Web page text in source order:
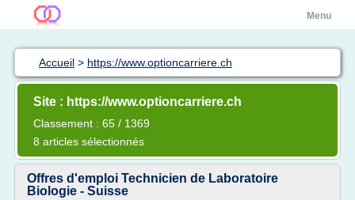
Menu
Accueil > https://www.optioncarriere.ch
Site : https://www.optioncarriere.ch
Classement : 65 / 1369
8 articles sélectionnés
Offres d'emploi Technicien de Laboratoire
Biologie - Suisse